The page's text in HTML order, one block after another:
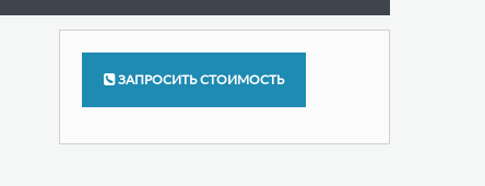
ЗАПРОСИТЬ СТОИМОСТЬ